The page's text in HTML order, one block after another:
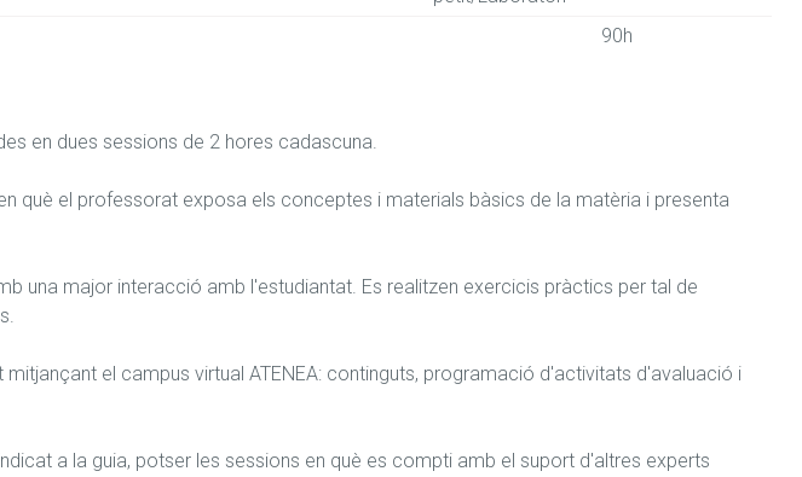
90h
en dues sessions de 2 hores cadascuna.
què el professorat exposa els conceptes i materials bàsics de la matèria i presenta
una major interacció amb l'estudiantat. Es realitzen exercicis pràctics per tal de
el campus virtual ATENEA: continguts, programació d'activitats d'avaluació i
a la guia, potser les sessions en què es compti amb el suport d'altres experts